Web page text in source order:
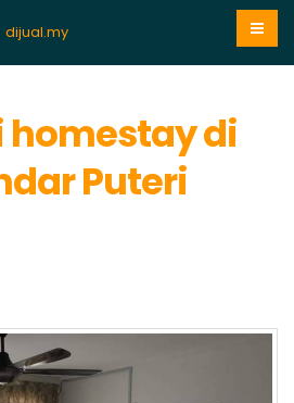
dijual.my
homestay di
Puteri